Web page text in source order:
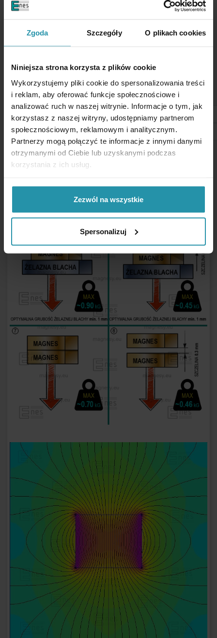
Zgoda Szczegóły O plikach cookies
Niniejsza strona korzysta z plików cookie
Wykorzystujemy pliki cookie do spersonalizowania treści
i reklam, aby oferować funkcje społecznościowe i
analizować ruch w naszej witrynie. Informacje o tym, jak
korzystasz z naszej witryny, udostępniamy partnerom
społecznościowym, reklamowym i analitycznym.
Partnerzy mogą połączyć te informacje z innymi danymi
otrzymanymi od Ciebie lub uzyskanymi podczas
korzystania z ich usług.
Zezwól na wszystkie
Spersonalizuj